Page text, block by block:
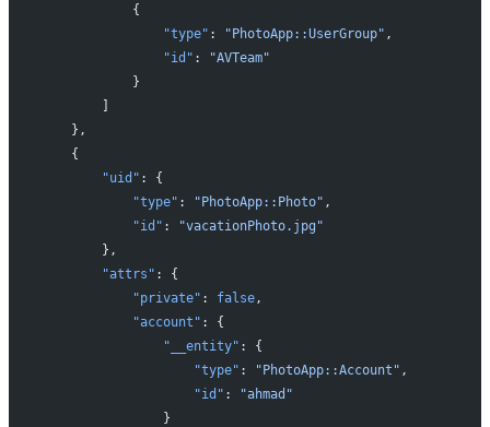
            {
                "type"
: "PhotoApp::UserGroup" ,
                "id"
:
"AVTeam"
            }
        ]
    },
    {
        "uid"
: {
            "type"
: "PhotoApp::Photo" ,
            "id"
:
"vacationPhoto.jpg"
        },
        "attrs"
: {
            "private"
: false,
            "account"
: {
                "__entity"
: {
                    "type"
: "PhotoApp::Account" ,
                    "id"
:
"ahmad"
                }